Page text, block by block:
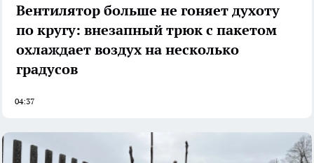
Вентилятор больше не гоняет духоту
по кругу: внезапный трюк с пакетом
охлаждает воздух на несколько
градусов
04:37